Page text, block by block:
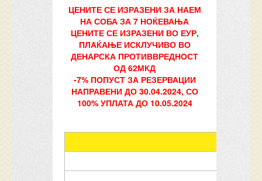
ЦЕНИТЕ СЕ ИЗРАЗЕНИ ЗА НАЕМ
НА СОБА ЗА 7 НОЌЕВАЊА
ЦЕНИТЕ СЕ ИЗРАЗЕНИ ВО ЕУР,
ПЛАЌАЊЕ ИСКЛУЧИВО ВО
ДЕНАРСКА ПРОТИВВРЕДНОСТ
ОД 62МКД
-7% ПОПУСТ ЗА РЕЗЕРВАЦИИ
НАПРАВЕНИ ДО 30.04.2024, СО
100% УПЛАТА ДО 10.05.2024